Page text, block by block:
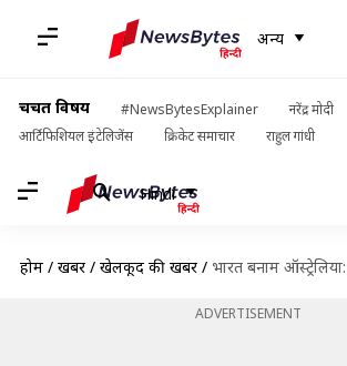
अन्य
चर्चित विषय #NewsBytesExplainer
नरेंद्र मोदी
आर्टिफिशियल इंटेलिजेंस
क्रिकेट समाचार राहुल गांधी
Hindi
होम / खबरें / खेलकूद की खबरें / भारत बनाम ऑस्ट्रेलिया: फाइनल मुकाबले में इन
ADVERTISEMENT